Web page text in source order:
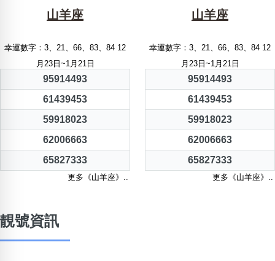
山羊座
幸運數字：3、21、66、83、84 12
月23日~1月21日
95914493
61439453
59918023
62006663
65827333
更多《山羊座》..
山羊座
幸運數字：3、21、66、83、84 12
月23日~1月21日
95914493
61439453
59918023
62006663
65827333
更多《山羊座》..
靚號資訊